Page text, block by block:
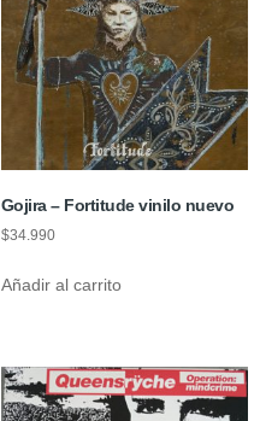
Gojira – Fortitude vinilo nuevo
$34.990
Añadir al carrito